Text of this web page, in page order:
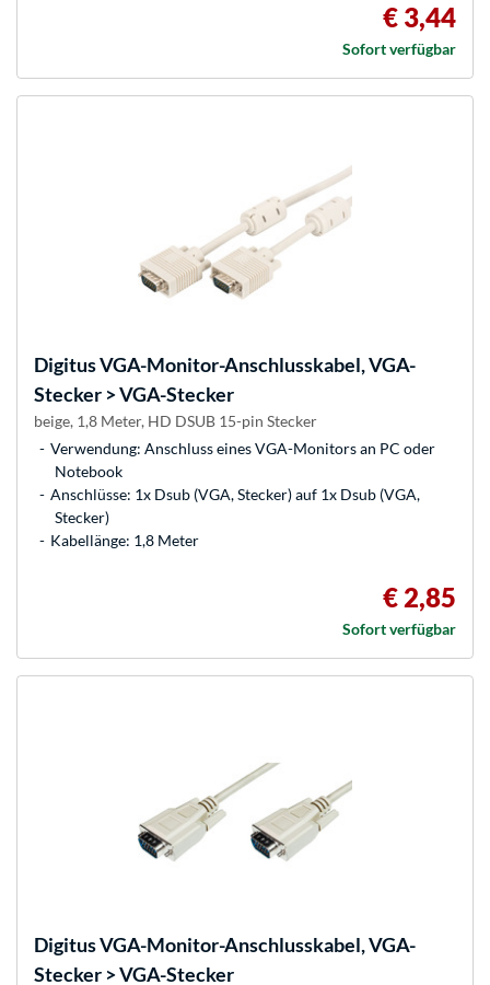
€ 3,44
Sofort verfügbar
DigitusVGA-Monitor-Anschlusskabel, VGA-
Stecker > VGA-Stecker
beige, 1,8 Meter, HD DSUB 15-pin Stecker
Verwendung: Anschluss eines VGA-Monitors an PC oder
Notebook
Anschlüsse: 1x Dsub (VGA, Stecker) auf 1x Dsub (VGA,
Stecker)
Kabellänge: 1,8 Meter
€ 2,85
Sofort verfügbar
DigitusVGA-Monitor-Anschlusskabel, VGA-
Stecker > VGA-Stecker